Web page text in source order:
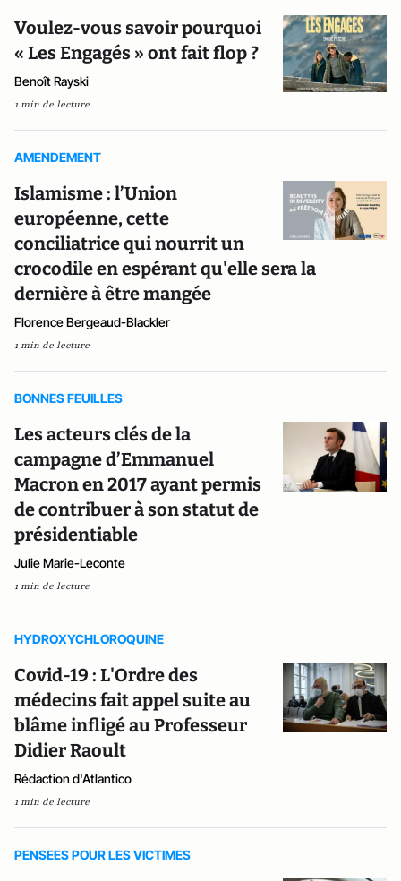
Voulez-vous savoir pourquoi
« Les Engagés » ont fait flop ?
Benoît Rayski
1 min de lecture
AMENDEMENT
Islamisme : l’Union
européenne, cette
conciliatrice qui nourrit un
crocodile en espérant qu'elle sera la
dernière à être mangée
Florence Bergeaud-Blackler
1 min de lecture
BONNES FEUILLES
Les acteurs clés de la
campagne d’Emmanuel
Macron en 2017 ayant permis
de contribuer à son statut de
présidentiable
Julie Marie-Leconte
1 min de lecture
HYDROXYCHLOROQUINE
Covid-19 : L'Ordre des
médecins fait appel suite au
blâme infligé au Professeur
Didier Raoult
Rédaction d'Atlantico
1 min de lecture
PENSEES POUR LES VICTIMES